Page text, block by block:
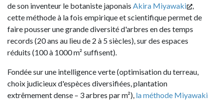
de son inventeur le botaniste japonais Akira Miyawaki
,
cette méthode à la fois empirique et scientifique permet de
faire pousser une grande diversité d'arbres en des temps
records (20 ans au lieu de 2 à 5 siècles), sur des espaces
réduits (100 à 1000 m² suffisent).
Fondée sur une intelligence verte (optimisation du terreau,
choix judicieux d'espèces diversifiées, plantation
extrêmement dense – 3 arbres par m²), la méthode Miyawaki